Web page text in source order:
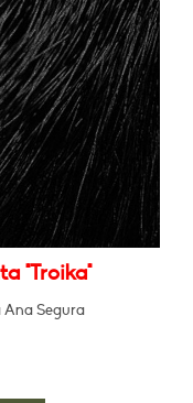
"Troika"
Ana Segura